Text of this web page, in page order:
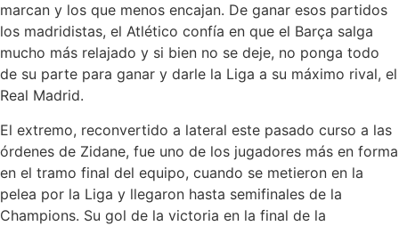
marcan y los que menos encajan. De ganar esos partidos
los madridistas, el Atlético confía en que el Barça salga
mucho más relajado y si bien no se deje, no ponga todo
de su parte para ganar y darle la Liga a su máximo rival, el
Real Madrid.
El extremo, reconvertido a lateral este pasado curso a las
órdenes de Zidane, fue uno de los jugadores más en forma
en el tramo final del equipo, cuando se metieron en la
pelea por la Liga y llegaron hasta semifinales de la
Champions. Su gol de la victoria en la final de la